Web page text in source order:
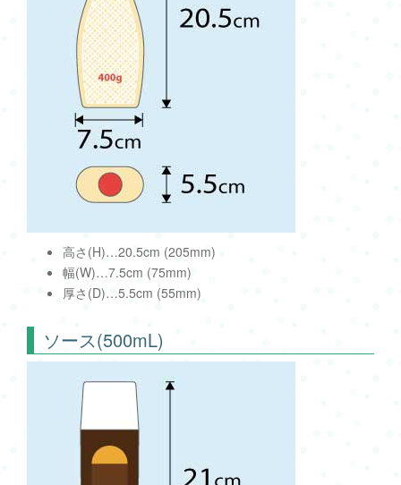
高さ(H)…20.5cm (205mm)
幅(W)…7.5cm (75mm)
厚さ(D)…5.5cm (55mm)
ソース(500mL)